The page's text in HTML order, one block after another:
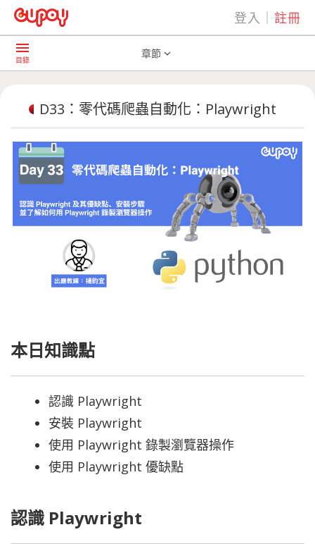
登入 ｜註冊
AI共學社群play_arrow D33：零代碼爬蟲自動化：Playwright
menu
目錄
章節 expand_more
D33：零代碼爬蟲自動化：Playwright
本日知識點
認識 Playwright
安裝 Playwright
使用 Playwright 錄製瀏覽器操作
使用 Playwright 優缺點
認識 Playwright